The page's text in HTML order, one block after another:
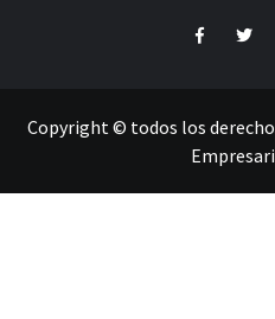
Facebook
Copyright © todos los